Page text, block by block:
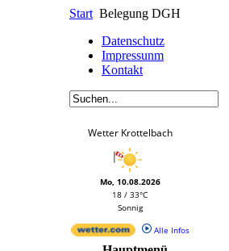
Start Belegung DGH
Datenschutz
Impressunm
Kontakt
Wetter Krottelbach
Mo, 10.08.2026
18 / 33°C
Sonnig
Alle Infos